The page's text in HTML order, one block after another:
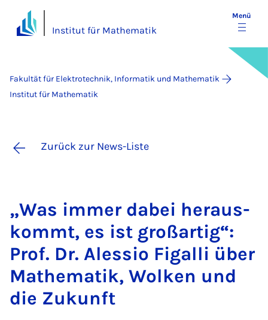
Institut für Mathematik
Menü
Fakultät für Elektrotechnik, Informatik und Mathematik
Institut für Mathematik
Zurück zur News-Liste
„Was im­mer da­bei her­aus­
kommt, es ist groß­ar­tig“:
Prof. Dr. Ales­sio Fi­gal­li über
Ma­the­ma­tik, Wol­ken und
die Zu­kunft